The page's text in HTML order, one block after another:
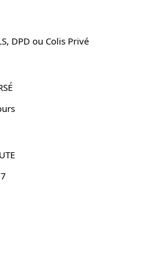
DPD ou Colis Privé